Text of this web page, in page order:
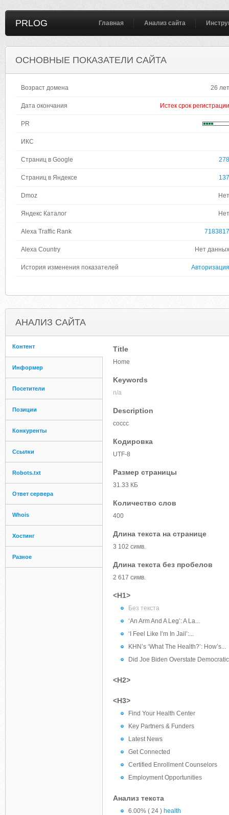
PRLOG Главная Анализ сайта
ОСНОВНЫЕ ПОКАЗАТЕЛИ САЙТА
Возраст домена 26 лет
Дата окончания Истек срок регистрации
PR
ИКС
Страниц в Google 278
Страниц в Яндексе 137
Dmoz Нет
Яндекс Каталог Нет
Alexa Traffic Rank 7183817
Alexa Country Нет данных
История изменения показателей Авторизация
АНАЛИЗ САЙТА
Контент
Информер
Посетители
Позиции
Конкуренты
Ссылки
Robots.txt
Ответ сервера
Whois
Хостинг
Разное
Title
Home
Keywords
n/a
Description
coccc
Кодировка
UTF-8
Размер страницы
31.33 КБ
Количество слов
400
Длина текста на странице
3 102 симв.
Длина текста без пробелов
2 617 симв.
<H1>
Без текста
‘An Arm And A Leg’: A La...
‘I Feel Like I’m In Jail’:...
KHN’s ‘What The Health?’: How’s...
Did Joe Biden Overstate
<H2>
<H3>
Find Your Health Center
Key Partners & Funders
Latest News
Get Connected
Certified Enrollment Counselors
Employment Opportunities
Анализ текста
6.00% ( 24 ) health